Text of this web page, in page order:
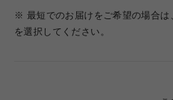
※ 最短でのお届けをご希望の場合は
を選択してください。